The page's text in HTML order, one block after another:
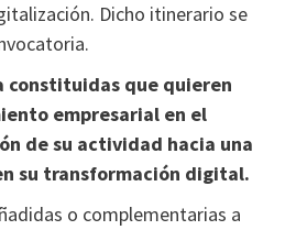
Dicho itinerario se
constituidas que quieren
empresarial en el
de su actividad hacia una
su transformación digital.
o complementarias a